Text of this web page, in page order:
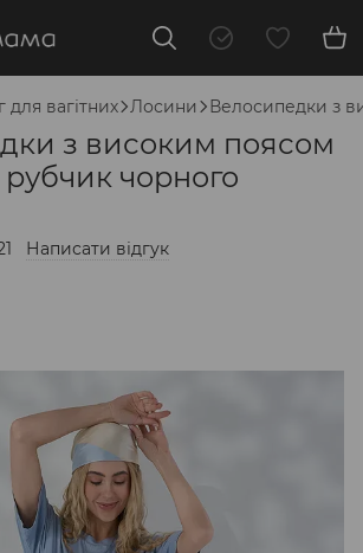
для вагітних Лосини Велосипедки з
з високим поясом
чорного
Написати відгук